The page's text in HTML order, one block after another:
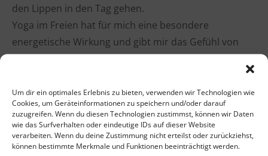
Um dir ein optimales Erlebnis zu bieten, verwenden wir Technologien wie
Cookies, um Geräteinformationen zu speichern und/oder darauf
zuzugreifen. Wenn du diesen Technologien zustimmst, können wir Daten
wie das Surfverhalten oder eindeutige IDs auf dieser Website
verarbeiten. Wenn du deine Zustimmung nicht erteilst oder zurückziehst,
können bestimmte Merkmale und Funktionen beeinträchtigt werden.
den Lippen in den Tag gehen.
Yoga im Freien hat für mich eine besondere
energetische Wirkung und gibt mir das Gefühl von
Erdung, Leichtigkeit, Freiheit und Glück! Geht es Dir
Dann komm gerne zu meinen Yogastunden sonntags
im „Dürerpark“ (Albrecht-Dürer-Anlage, siehe
Wegbeschreibung unter https://yogaliv.de/kontakt/ )
Wir yogieren bevorzugt mittig an der Trauerweide, wo